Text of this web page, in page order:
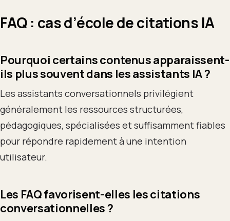
FAQ : cas d’école de citations IA
Pourquoi certains contenus apparaissent-
ils plus souvent dans les assistants IA ?
Les assistants conversationnels privilégient
généralement les ressources structurées,
pédagogiques, spécialisées et suffisamment fiables
pour répondre rapidement à une intention
utilisateur.
Les FAQ favorisent-elles les citations
conversationnelles ?